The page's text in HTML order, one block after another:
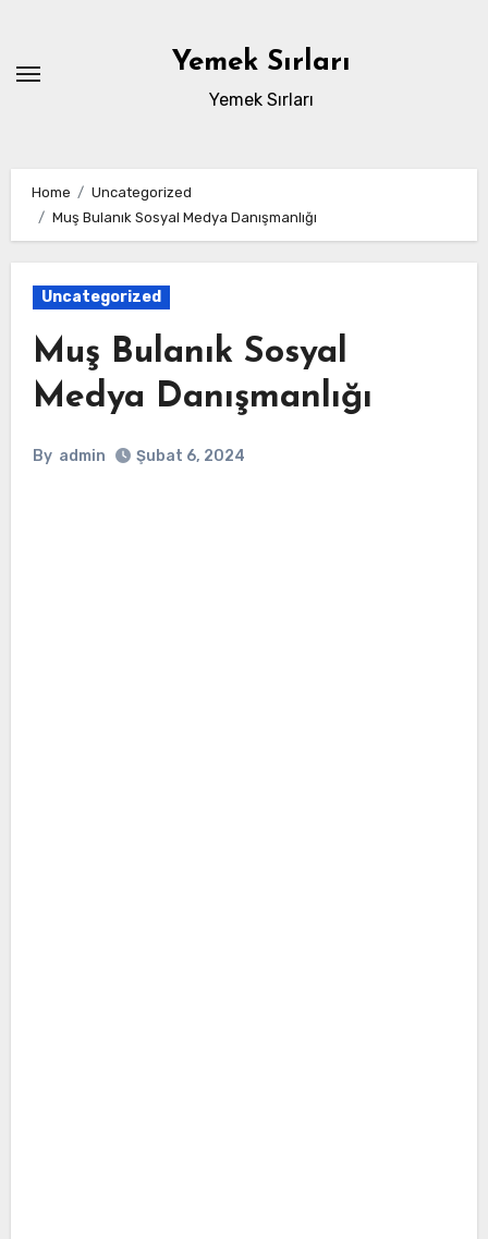
content
Yemek Sırları
Yemek Sırları
Home
Uncategorized
Muş Bulanık Sosyal Medya Danışmanlığı
Uncategorized
Muş Bulanık Sosyal
Medya Danışmanlığı
By admin Şubat 6, 2024